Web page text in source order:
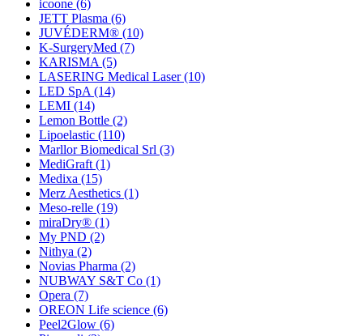
icoone (6)
JETT Plasma (6)
JUVÉDERM® (10)
K-SurgeryMed (7)
KARISMA (5)
LASERING Medical Laser(10)
LED SpA (14)
LEMI (14)
Lemon Bottle (2)
Lipoelastic (110)
Marllor Biomedical Srl (3)
MediGraft (1)
Medixa (15)
Merz Aesthetics (1)
Meso-relle (19)
miraDry® (1)
My PND (2)
Nithya (2)
Novias Pharma (2)
NUBWAY S&T Co (1)
Opera (7)
OREON Life science (6)
Peel2Glow (6)